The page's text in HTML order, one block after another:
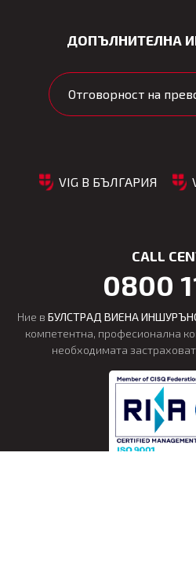
ДОПЪЛНИТЕЛНА
Отговорност на
VIG В БЪЛГАРИЯ
CALL
0800
Ние в БУЛСТРАД ВИЕНА
компетентна, професионална
необходимата